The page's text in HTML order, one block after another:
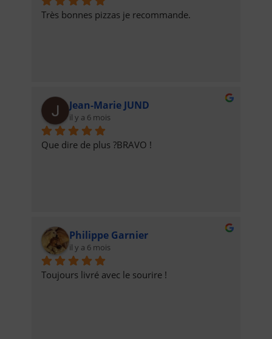
Très bonnes pizzas je recommande.
Jean-Marie JUND
il y a 6 mois
Que dire de plus ?BRAVO !
Philippe Garnier
il y a 6 mois
Toujours livré avec le sourire !